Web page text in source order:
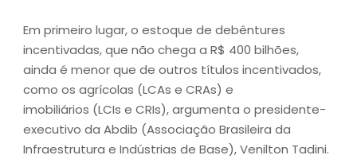
Em primeiro lugar, o estoque de debêntures
incentivadas, que não chega a R$ 400 bilhões,
ainda é menor que de outros títulos incentivados,
como os agrícolas (LCAs e CRAs) e
imobiliários (LCIs e CRIs), argumenta o presidente-
executivo da Abdib (Associação Brasileira da
Infraestrutura e Indústrias de Base), Venilton Tadini.